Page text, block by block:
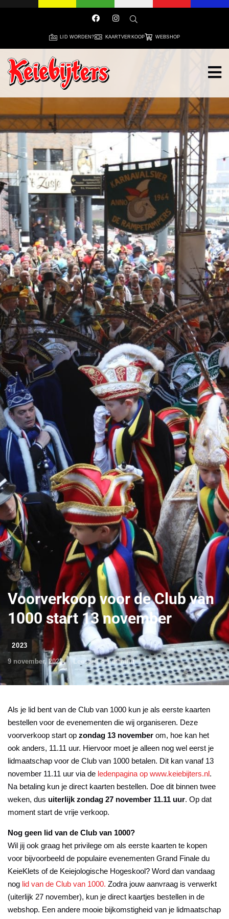
LID WORDEN? KAARTVERKOOP WEBSHOP
Voorverkoop voor de Club van
1000 start 13 november
2023
9 november, 2022 Leestijd < 1 minuut
Als je lid bent van de Club van 1000 kun je als eerste kaarten
bestellen voor de evenementen die wij organiseren. Deze
voorverkoop start op zondag 13 november om, hoe kan het
ook anders, 11.11 uur. Hiervoor moet je alleen nog wel eerst je
lidmaatschap voor de Club van 1000 betalen. Dit kan vanaf 13
november 11.11 uur via de ledenpagina op www.keiebijters.nl .
Na betaling kun je direct kaarten bestellen. Doe dit binnen twee
weken, dus uiterlijk zondag 27 november 11.11 uur. Op dat
moment start de vrije verkoop.
Nog geen lid van de Club van 1000?
Wil jij ook graag het privilege om als eerste kaarten te kopen
voor bijvoorbeeld de populaire evenementen Grand Finale du
KeieKlets of de Keiejologische Hogeskool? Word dan vandaag
nog lid van de Club van 1000. Zodra jouw aanvraag is verwerkt
(uiterlijk 27 november), kun je direct kaartjes bestellen in de
webshop. Een andere mooie bijkomstigheid van je lidmaatschap